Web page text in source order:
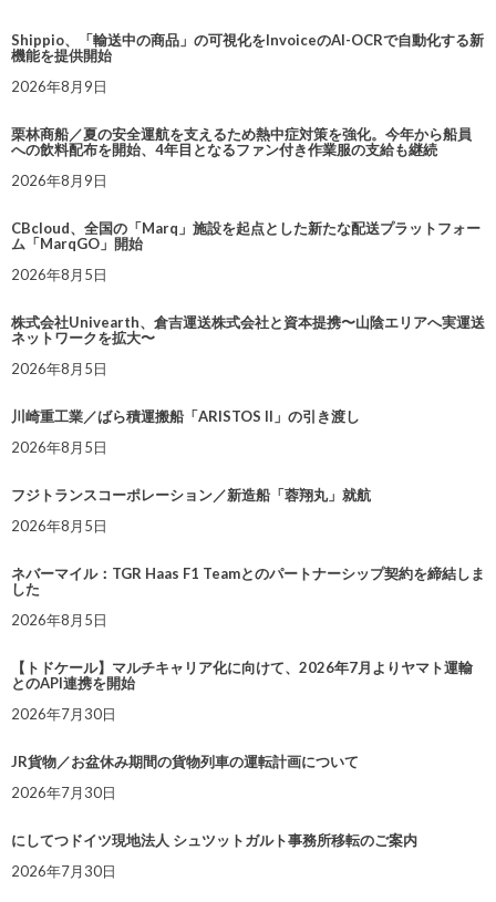
Shippio、「輸送中の商品」の可視化をInvoiceのAI-OCRで自動化する新
機能を提供開始
2026年8月9日
栗林商船／夏の安全運航を支えるため熱中症対策を強化。今年から船員
への飲料配布を開始、4年目となるファン付き作業服の支給も継続
2026年8月9日
CBcloud、全国の「Marq」施設を起点とした新たな配送プラットフォー
ム「MarqGO」開始
2026年8月5日
株式会社Univearth、倉吉運送株式会社と資本提携〜山陰エリアへ実運送
ネットワークを拡大〜
2026年8月5日
川崎重工業／ばら積運搬船「ARISTOS II」の引き渡し
2026年8月5日
フジトランスコーポレーション／新造船「蓉翔丸」就航
2026年8月5日
ネバーマイル：TGR Haas F1 Teamとのパートナーシップ契約を締結しま
した
2026年8月5日
【トドケール】マルチキャリア化に向けて、2026年7月よりヤマト運輸
とのAPI連携を開始
2026年7月30日
JR貨物／お盆休み期間の貨物列車の運転計画について
2026年7月30日
にしてつドイツ現地法人 シュツットガルト事務所移転のご案内
2026年7月30日